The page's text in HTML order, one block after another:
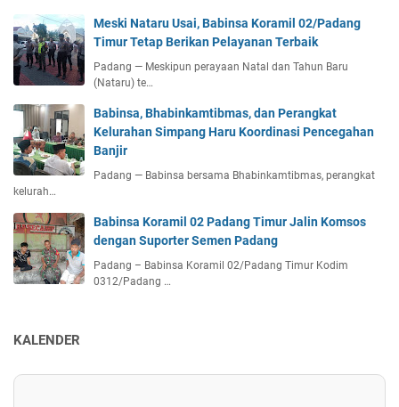
Meski Nataru Usai, Babinsa Koramil 02/Padang
Timur Tetap Berikan Pelayanan Terbaik
Padang — Meskipun perayaan Natal dan Tahun Baru
(Nataru) te…
Babinsa, Bhabinkamtibmas, dan Perangkat
Kelurahan Simpang Haru Koordinasi Pencegahan
Banjir
Padang — Babinsa bersama Bhabinkamtibmas, perangkat
kelurah…
Babinsa Koramil 02 Padang Timur Jalin Komsos
dengan Suporter Semen Padang
Padang – Babinsa Koramil 02/Padang Timur Kodim
0312/Padang …
KALENDER